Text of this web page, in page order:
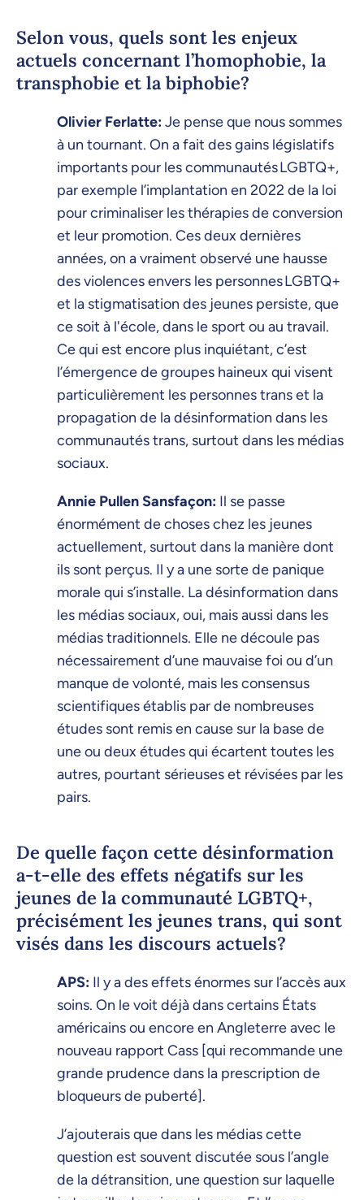
Selon vous, quels sont les enjeux
actuels concernant l’homophobie, la
transphobie et la biphobie?
Olivier Ferlatte:Je pense que nous sommes
à un tournant. On a fait des gains législatifs
importants pour les communautés LGBTQ+,
par exemple l’implantation en 2022 de la loi
pour criminaliser les thérapies de conversion
et leur promotion. Ces deux dernières
années, on a vraiment observé une hausse
des violences envers les personnes LGBTQ+
et la stigmatisation des jeunes persiste, que
ce soit à l'école, dans le sport ou au travail.
Ce qui est encore plus inquiétant, c’est
l’émergence de groupes haineux qui visent
particulièrement les personnes trans et la
propagation de la désinformation dans les
communautés trans, surtout dans les médias
sociaux.
Annie Pullen Sansfaçon: Il se passe
énormément de choses chez les jeunes
actuellement, surtout dans la manière dont
ils sont perçus. Il y a une sorte de panique
morale qui s’installe. La désinformation dans
les médias sociaux, oui, mais aussi dans les
médias traditionnels. Elle ne découle pas
nécessairement d’une mauvaise foi ou d’un
manque de volonté, mais les consensus
scientifiques établis par de nombreuses
études sont remis en cause sur la base de
une ou deux études qui écartent toutes les
autres, pourtant sérieuses et révisées par les
pairs.
De quelle façon cette désinformation
a-t-elle des effets négatifs sur les
jeunes de la communauté LGBTQ+,
précisément les jeunes trans, qui sont
visés dans les discours actuels?
APS: Il y a des effets énormes sur l’accès aux
soins. On le voit déjà dans certains États
américains ou encore en Angleterre avec le
nouveau rapport Cass [qui recommande une
grande prudence dans la prescription de
bloqueurs de puberté].
J’ajouterais que dans les médias cette
question est souvent discutée sous l’angle
de la détransition, une question sur laquelle